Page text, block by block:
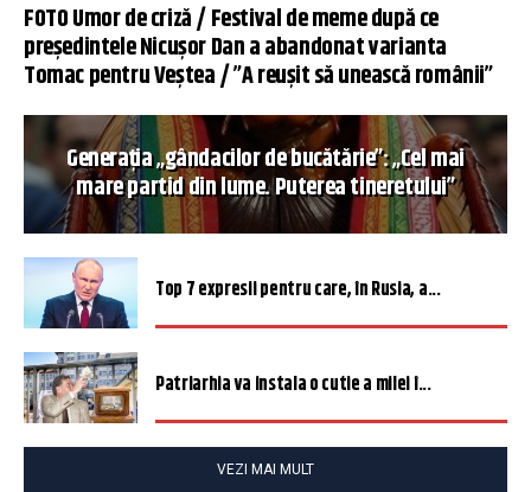
FOTO Umor de criză / Festival de meme după ce
președintele Nicușor Dan a abandonat varianta
Tomac pentru Veștea / ”A reușit să unească românii”
Generația „gândacilor de bucătărie”: „Cel mai
mare partid din lume. Puterea tineretului”
Top 7 expresii pentru care, în Rusia, a...
Patriarhia va instala o cutie a milei î...
VEZI MAI MULT